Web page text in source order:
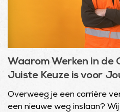
Waarom Werken in de
Juiste Keuze is voor
Overweeg je een carrière
een nieuwe weg inslaan?